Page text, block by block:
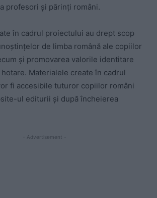
profesori și părinți români.
în cadrul proiectului au drept scop
de limba română ale copiilor
și promovarea valorile identitare
Materialele create în cadrul
fi accesibile tuturor copiilor români
ul editurii și după încheierea
- Advertisement -